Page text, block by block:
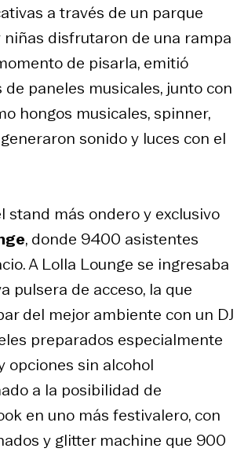
a través de un parque
niñas disfrutaron de una rampa
de pisarla, emitió
paneles musicales, junto con
hongos musicales, spinner,
sonido y luces con el
stand más ondero y exclusivo
, donde 9400 asistentes
A Lolla Lounge se ingresaba
pulsera de acceso, la que
del mejor ambiente con un DJ
preparados especialmente
opciones sin alcohol
a la posibilidad de
en uno más festivalero, con
y glitter machine que 900